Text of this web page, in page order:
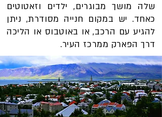
שלה מושך מבוגרים, ילדים וזאטוטים
כאחד. יש במקום חנייה מסודרת, ניתן
להגיע עם הרכב, או באוטבוס או הליכה
דרך הפארק ממרכז העיר.